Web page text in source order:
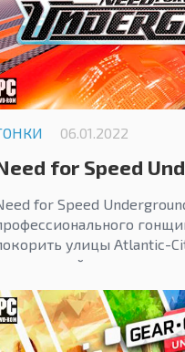
06.01.2022
for Speed
for Speed
улицы Atlantic-
развлечений.